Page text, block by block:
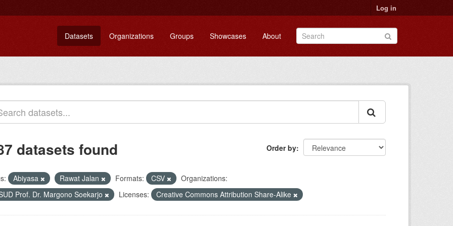
Log in
Datasets Organizations Groups Showcases About
Order by
datasets found
Abiyasa Rawat Jalan Formats: CSV
Organizations:
Prof. Dr. Margono Soekarjo
Licenses: Creative Commons Attribution Share-Alike